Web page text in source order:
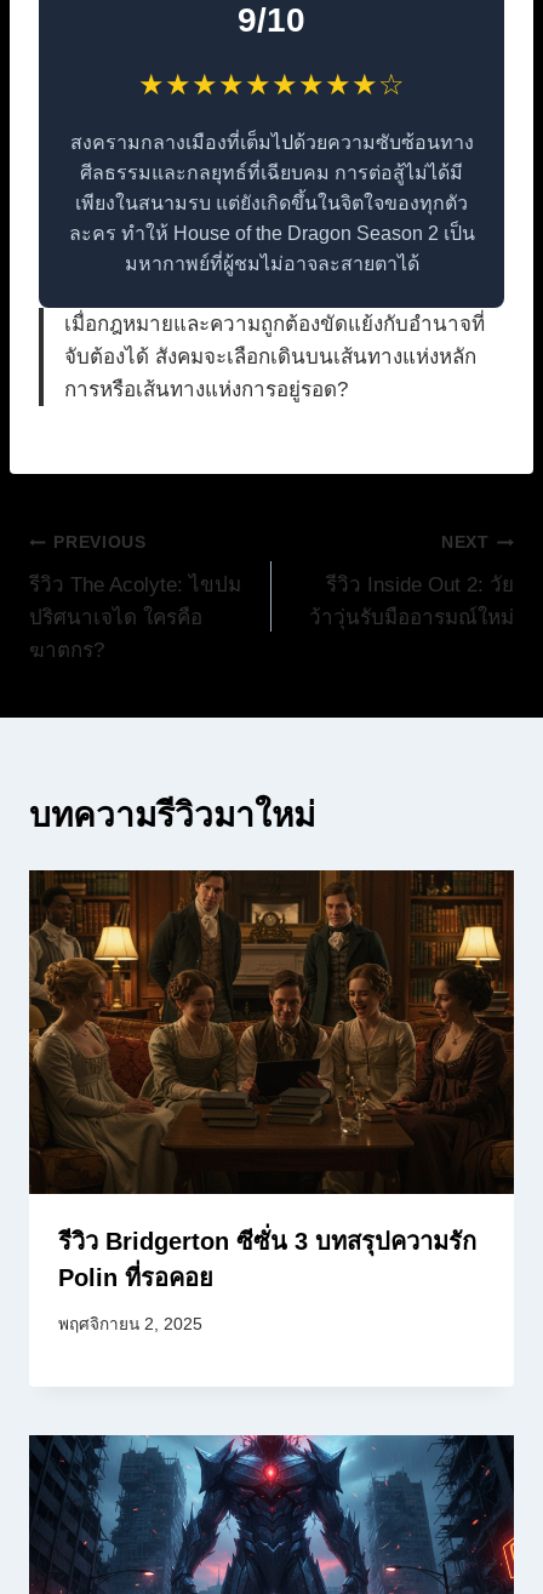
9/10
★★★★★★★★★☆
สงครามกลางเมืองที่เต็มไปด้วยความซับซ้อนทาง
ศีลธรรมและกลยุทธ์ที่เฉียบคม การต่อสู้ไม่ได้มี
เพียงในสนามรบ แต่ยังเกิดขึ้นในจิตใจของทุกตัว
ละคร ทำให้ House of the Dragon Season 2 เป็น
มหากาพย์ที่ผู้ชมไม่อาจละสายตาได้
เมื่อกฎหมายและความถูกต้องขัดแย้งกับอำนาจที่
จับต้องได้ สังคมจะเลือกเดินบนเส้นทางแห่งหลัก
การหรือเส้นทางแห่งการอยู่รอด?
แนะแนว
เรื่อง
PREVIOUS
รีวิว The Acolyte: ไขปม
ปริศนาเจได ใครคือ
ฆาตกร?
NEXT
รีวิว Inside Out 2: วัย
ว้าวุ่นรับมืออารมณ์ใหม่
บทความรีวิวมาใหม่
รีวิว Bridgerton ซีซั่น 3 บทสรุปความรัก
Polin ที่รอคอย
พฤศจิกายน 2, 2025